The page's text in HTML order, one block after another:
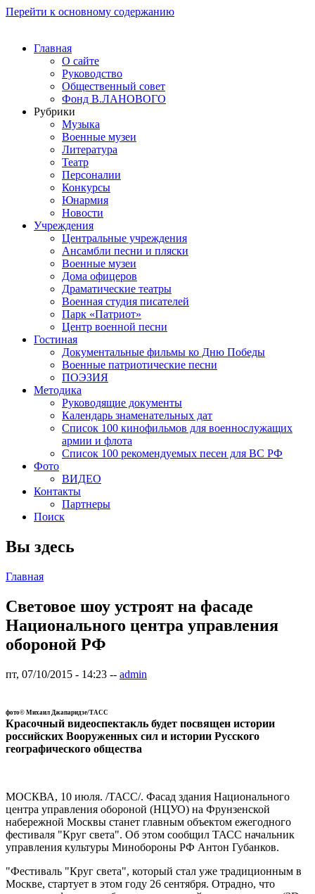
Перейти к основному содержанию
Главная
О сайте
Руководство
Общественный совет
Фонд В.ЛАНОВОГО
Рубрики
Музыка
Военные музеи
Литература
Театр
Персоналии
Конкурсы
Юнармия
Новости
Учреждения
Центральные учреждения
Ансамбли песни и пляски
Военные музеи
Дома офицеров
Драматические театры
Военная студия писателей
Парк «Патриот»
Центр военной песни
Гостиная
Документальные фильмы ко Дню Победы
Военные патриотические песни
ПОЭЗИЯ
Методика
Руководящие документы
Календарь знаменательных дат
Список 100 кинофильмов для военнослужащих
армии и флота
Список 100 рекомендуемых песен для ВС РФ
Фото
ВИДЕО
Контакты
Партнеры
Поиск
Вы здесь
Главная
Световое шоу устроят на фасаде
Национального центра управления
обороной РФ
пт, 07/10/2015 - 14:23 -- admin
фото© Михаил Джапаридзе/ТАСС
Красочный видеоспектакль будет посвящен истории
российских Вооруженных сил и истории Русского
географического общества
МОСКВА, 10 июля. /ТАСС/. Фасад здания Национального
центра управления обороной (НЦУО) на Фрунзенской
набережной Москвы станет главным объектом ежегодного
фестиваля "Круг света". Об этом сообщил ТАСС начальник
управления культуры Минобороны РФ Антон Губанков.
"Фестиваль "Круг света", который стал уже традиционным в
Москве, стартует в этом году 26 сентября. Отрадно, что